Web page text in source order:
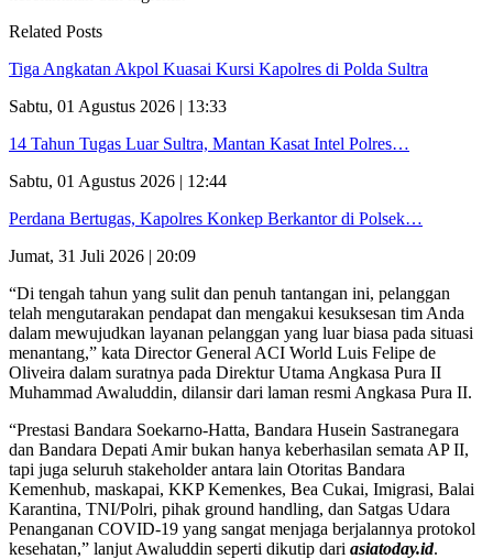
Related Posts
Tiga Angkatan Akpol Kuasai Kursi Kapolres di Polda Sultra
Sabtu, 01 Agustus 2026 | 13:33
14 Tahun Tugas Luar Sultra, Mantan Kasat Intel Polres…
Sabtu, 01 Agustus 2026 | 12:44
Perdana Bertugas, Kapolres Konkep Berkantor di Polsek…
Jumat, 31 Juli 2026 | 20:09
“Di tengah tahun yang sulit dan penuh tantangan ini, pelanggan
telah mengutarakan pendapat dan mengakui kesuksesan tim Anda
dalam mewujudkan layanan pelanggan yang luar biasa pada situasi
menantang,” kata Director General ACI World Luis Felipe de
Oliveira dalam suratnya pada Direktur Utama Angkasa Pura II
Muhammad Awaluddin, dilansir dari laman resmi Angkasa Pura II.
“Prestasi Bandara Soekarno-Hatta, Bandara Husein Sastranegara
dan Bandara Depati Amir bukan hanya keberhasilan semata AP II,
tapi juga seluruh stakeholder antara lain Otoritas Bandara
Kemenhub, maskapai, KKP Kemenkes, Bea Cukai, Imigrasi, Balai
Karantina, TNI/Polri, pihak ground handling, dan Satgas Udara
Penanganan COVID-19 yang sangat menjaga berjalannya protokol
kesehatan,” lanjut Awaluddin seperti dikutip dari asiatoday.id.